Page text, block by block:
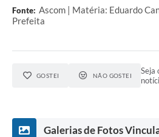
Fonte: Ascom | Matéria: Eduardo
Prefeita
GOSTEI NÃO GOSTEI
Seja
Galerias de Fotos